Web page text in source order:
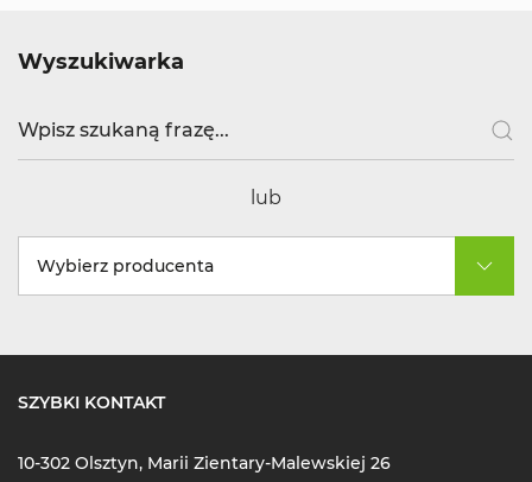
Wyszukiwarka
lub
Wybierz producenta
SZYBKI KONTAKT
10-302 Olsztyn, Marii Zientary-Malewskiej 26